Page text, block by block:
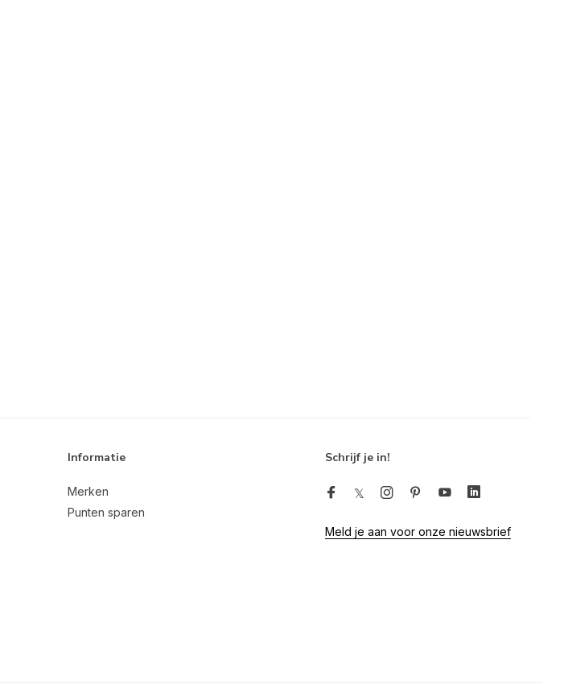
Informatie
Merken
Punten sparen
Schrijf je in!
Meld je aan voor onze nieuwsbrief